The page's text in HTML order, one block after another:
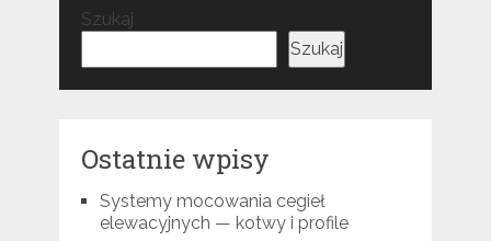
Szukaj
Szukaj
Ostatnie wpisy
Systemy mocowania cegieł
elewacyjnych — kotwy i profile